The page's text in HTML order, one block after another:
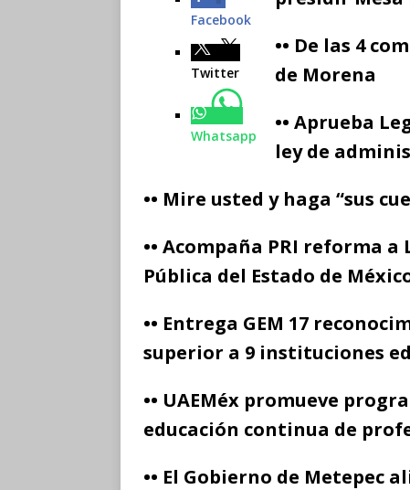
Facebook
Twitter
Whatsapp
•• De las 4
de Morena
•• Aprueba
ley de
•• Mire usted y haga “sus
•• Acompaña PRI reforma
Pública del Estado de
•• Entrega GEM 17
superior a 9 instituciones
•• UAEMéx promueve
educación continua de
•• El Gobierno de Metepec